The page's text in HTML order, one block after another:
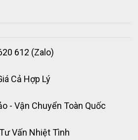
612 (Zalo)
Cả Hợp Lý
- Vận Chuyển Toàn Quốc
Vấn Nhiệt Tình